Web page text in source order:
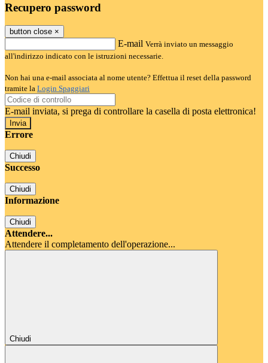
Recupero password
button close ×
E-mail Verrà inviato un messaggio
all'indirizzo indicato con le istruzioni necessarie.
Non hai una e-mail associata al nome utente? Effettua il reset della password
tramite la Login Spaggiari
E-mail inviata, si prega di controllare la casella di posta elettronica!
Errore
Chiudi
Successo
Chiudi
Informazione
Chiudi
Attendere...
Attendere il completamento dell'operazione...
Chiudi